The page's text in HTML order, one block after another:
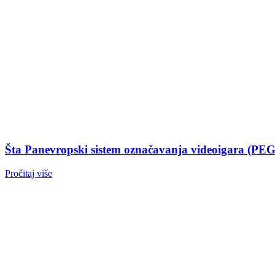
Šta Panevropski sistem označavanja videoigara
Pročitaj više